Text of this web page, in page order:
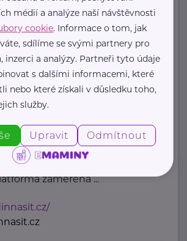
Praha 1
náhradní rodinné
síť je přední
zaměřená ...
médií a analýze naší návštěvnosti
cookie. Informace o tom, jak
sdílíme se svými partnery pro
inzerci a analýzy. Partneři tyto údaje
s dalšími informacemi, které
nebo které získali v důsledku toho,
služby.
Upravit Odmítnout